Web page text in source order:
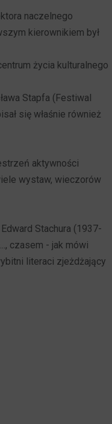
naczelnego
kierownikiem był
życia kulturalnego
Stapfa (Festiwal
się właśnie również
aktywności
wystaw, wieczorów
Stachura (1937-
czasem - jak mówi
literaci zjeżdżający